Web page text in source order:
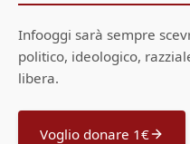
Infooggi sarà sempre
politico, ideologico,
libera.
Voglio donare 1€